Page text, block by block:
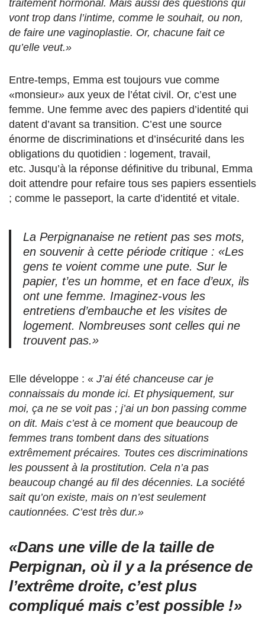
traitement hormonal. Mais aussi des questions qui
vont trop dans l’intime, comme le souhait, ou non,
de faire une vaginoplastie. Or, chacune fait ce
qu’elle veut.»
Entre-temps, Emma est toujours vue comme
«monsieur» aux yeux de l’état civil. Or, c’est une
femme. Une femme avec des papiers d’identité qui
datent d’avant sa transition. C’est une source
énorme de discriminations et d’insécurité dans les
obligations du quotidien : logement, travail,
etc. Jusqu’à la réponse définitive du tribunal, Emma
doit attendre pour refaire tous ses papiers essentiels
; comme le passeport, la carte d’identité et vitale.
La Perpignanaise ne retient pas ses mots,
en souvenir à cette période critique : «Les
gens te voient comme une pute. Sur le
papier, t’es un homme, et en face d’eux, ils
ont une femme. Imaginez-vous les
entretiens d’embauche et les visites de
logement. Nombreuses sont celles qui ne
trouvent pas.»
Elle développe : « J’ai été chanceuse car je
connaissais du monde ici. Et physiquement, sur
moi, ça ne se voit pas ; j’ai un bon passing comme
on dit. Mais c’est à ce moment que beaucoup de
femmes trans tombent dans des situations
extrêmement précaires. Toutes ces discriminations
les poussent à la prostitution. Cela n’a pas
beaucoup changé au fil des décennies. La société
sait qu’on existe, mais on n’est seulement
cautionnées. C’est très dur.»
«Dans une ville de la taille de
Perpignan, où il y a la présence de
l’extrême droite, c’est plus
compliqué mais c’est possible !»